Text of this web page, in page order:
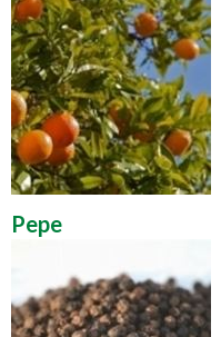
Pepe